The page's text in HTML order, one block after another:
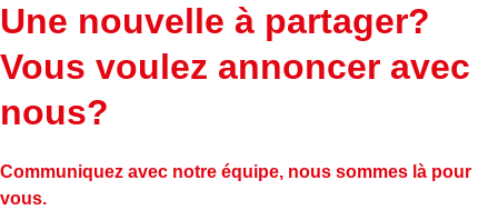
Une nouvelle à partager?
Vous voulez annoncer avec
nous?
Communiquez avec notre équipe, nous sommes là pour
vous.